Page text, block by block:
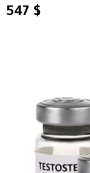
547 $